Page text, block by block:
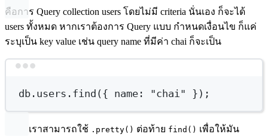
คือการ Query collection users โดยไม่มี criteria นั่นเอง ก็จะได้
users ทั้งหมด หากเราต้องการ Query แบบ กำหนดเงื่อนไข ก็แค่
ระบุเป็น key value เช่น query name ที่มีค่า chai ก็จะเป็น
db.users.find({ name: "chai" } );
เราสามารถใช้ .pretty() ต่อท้าย find() เพื่อให้มัน